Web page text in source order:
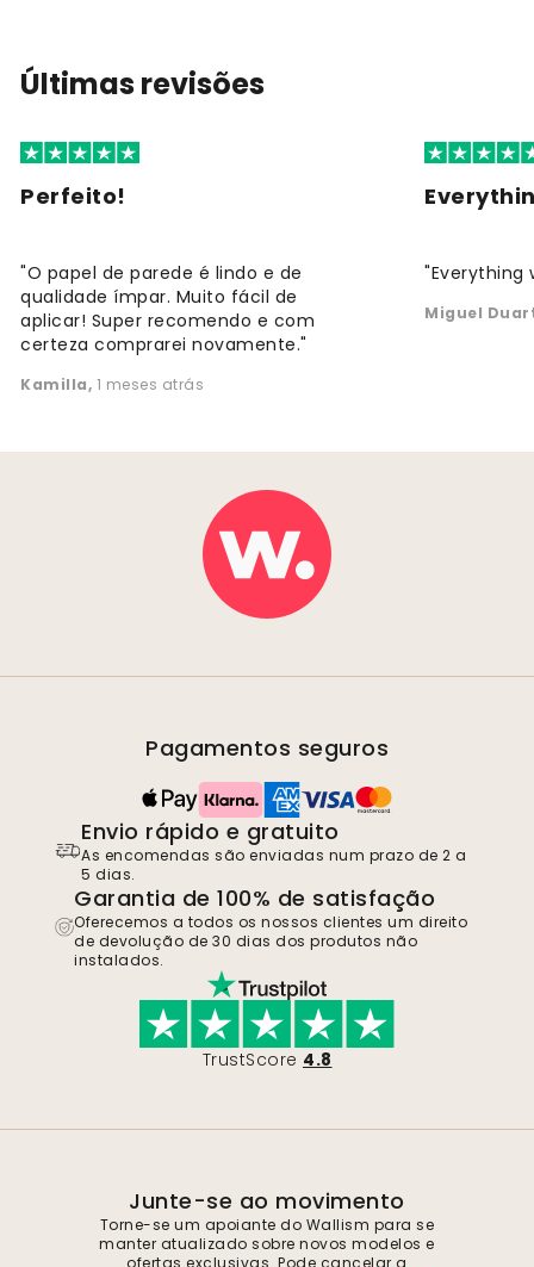
Últimas revisões
Perfeito!
"O papel de parede é lindo e de
qualidade ímpar. Muito fácil de
aplicar! Super recomendo e com
certeza comprarei novamente."
Kamilla, 1 meses atrás
"Everything
Miguel
Pagamentos seguros
Envio rápido e gratuito
As encomendas são enviadas num prazo de 2 a
5 dias.
Garantia de 100% de satisfação
Oferecemos a todos os nossos clientes um direito
de devolução de 30 dias dos produtos não
instalados.
TrustScore 4.8
Junte-se ao movimento
Torne-se um apoiante do Wallism para se
manter atualizado sobre novos modelos e